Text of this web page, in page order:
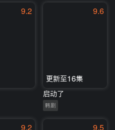
9.2 9.6
更新至16集
启动了
韩剧
9.2 9.5